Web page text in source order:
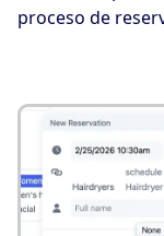
proceso de